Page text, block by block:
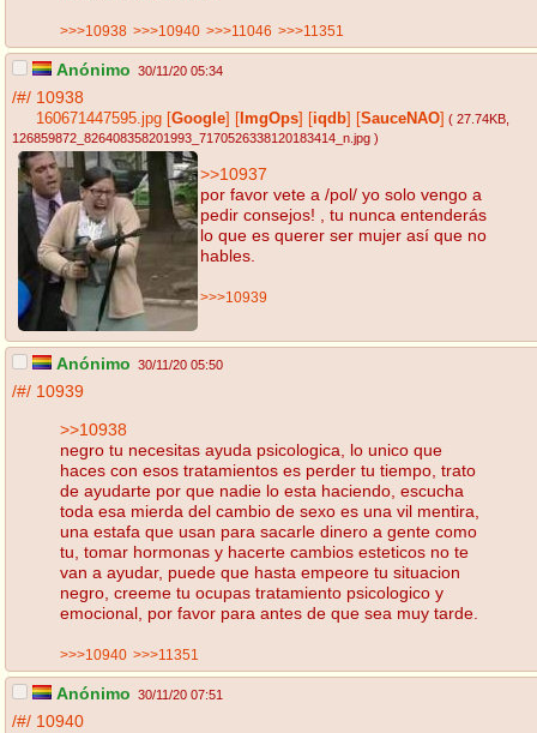
>>>10938 >>>10940 >>>11046 >>>11351
Anónimo 30/11/20 05:34
/#/ 10938
160671447595.jpg Google ImgOps iqdb SauceNAO ( 27.74KB
126859872_826408358201993_7170526338120183414_n.jpg )
>>10937
por favor vete a /pol/ yo solo vengo a
pedir consejos! , tu nunca entenderás
lo que es querer ser mujer así que no
hables.
>>>10939
Anónimo 30/11/20 05:50
/#/ 10939
>>10938
negro tu necesitas ayuda psicologica, lo unico que
haces con esos tratamientos es perder tu tiempo, trato
de ayudarte por que nadie lo esta haciendo, escucha
toda esa mierda del cambio de sexo es una vil mentira,
una estafa que usan para sacarle dinero a gente como
tu, tomar hormonas y hacerte cambios esteticos no te
van a ayudar, puede que hasta empeore tu situacion
negro, creeme tu ocupas tratamiento psicologico y
emocional, por favor para antes de que sea muy tarde.
>>>10940 >>>11351
Anónimo 30/11/20 07:51
/#/ 10940